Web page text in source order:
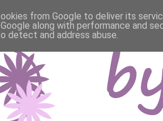
from Google to deliver its
along with performance and
detect and address abuse.